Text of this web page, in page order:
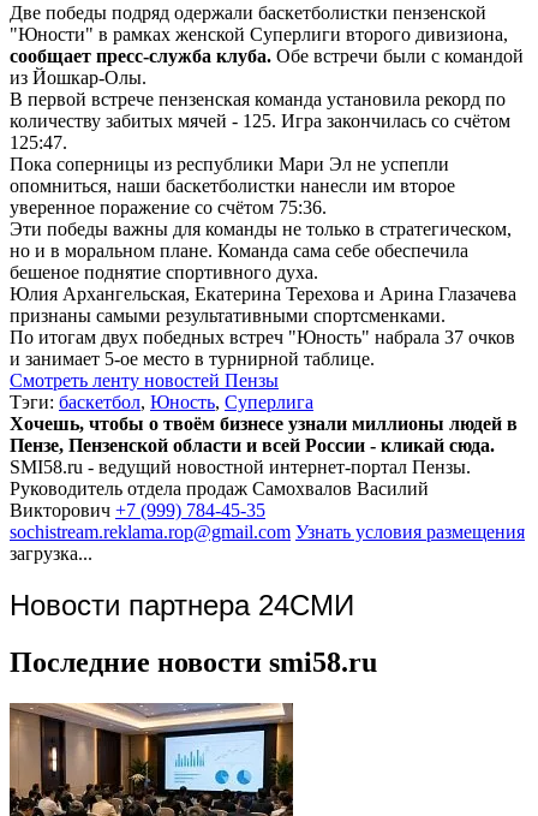
Две победы подряд одержали баскетболистки пензенской
"Юности" в рамках женской Суперлиги второго дивизиона,
сообщает пресс-служба клуба. Обе встречи были с командой
из Йошкар-Олы.
В первой встрече пензенская команда установила рекорд по
количеству забитых мячей - 125. Игра закончилась со счётом
125:47.
Пока соперницы из республики Мари Эл не успепли
опомниться, наши баскетболистки нанесли им второе
уверенное поражение со счётом 75:36.
Эти победы важны для команды не только в стратегическом,
но и в моральном плане. Команда сама себе обеспечила
бешеное поднятие спортивного духа.
Юлия Архангельская, Екатерина Терехова и Арина Глазачева
признаны самыми результативными спортсменками.
По итогам двух победных встреч "Юность" набрала 37 очков
и занимает 5-ое место в турнирной таблице.
Смотреть ленту новостей Пензы
Тэги: баскетбол, Юность, Суперлига
Хочешь, чтобы о твоём бизнесе узнали миллионы людей в
Пензе, Пензенской области и всей России - кликай сюда.
SMI58.ru - ведущий новостной интернет-портал Пензы.
Руководитель отдела продаж Самохвалов Василий
Викторович +7 (999) 784-45-35
sochistream.reklama.rop@gmail.com Узнать условия размещения
загрузка...
Новости партнера 24СМИ
Последние новости smi58.ru